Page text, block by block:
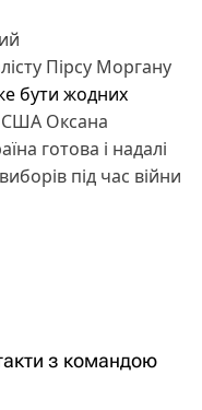
Пірсу Моргану
бути жодних
США Оксана
готова і надалі
під час війни
з командою